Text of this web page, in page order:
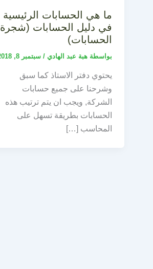
ما هي الحسابات الرئيسية
في دليل الحسابات (شجرة
الحسابات)
بواسطة هبة عبد الهادي / سبتمبر 8, 2018
يحتوي دفتر الاستاذ كما سبق
وشرحنا على جميع حسابات
الشركة, ويجب ان يتم ترتيب هذه
الحسابات بطريقة تسهل على
المحاسب […]